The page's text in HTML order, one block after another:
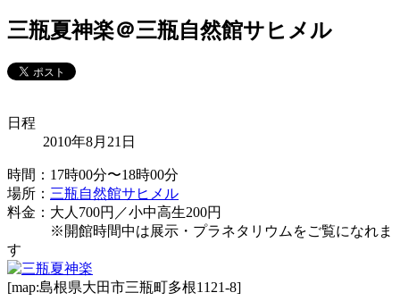
三瓶夏神楽＠三瓶自然館サヒメル
日程
2010年8月21日
時間：17時00分〜18時00分
場所： 三瓶自然館サヒメル
料金：大人700円／小中高生200円
※開館時間中は展示・プラネタリウムをご覧になれま
す
[map:島根県大田市三瓶町多根1121-8]